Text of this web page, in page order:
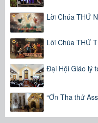
Lời Chúa THỨ
Lời Chúa THỨ
Đại Hội Giáo lý
“Ơn Tha thứ